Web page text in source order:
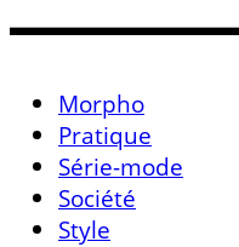
Morpho
Pratique
Série-mode
Société
Style